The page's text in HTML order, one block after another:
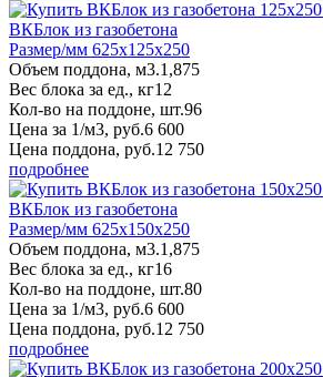
ВКБлок из газобетона
Размер/мм 625x125x250
Объем поддона, м3.1,875
Вес блока за ед., кг12
Кол-во на поддоне, шт.96
Цена за 1/м3, руб.6 600
Цена поддона, руб.12 750
подробнее
ВКБлок из газобетона
Размер/мм 625x150x250
Объем поддона, м3.1,875
Вес блока за ед., кг16
Кол-во на поддоне, шт.80
Цена за 1/м3, руб.6 600
Цена поддона, руб.12 750
подробнее